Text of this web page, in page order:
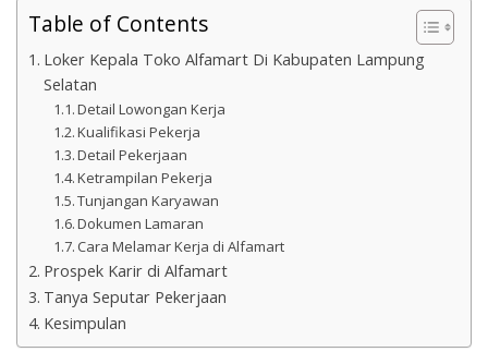
Table of Contents
Loker Kepala Toko Alfamart Di Kabupaten Lampung
Selatan
Detail Lowongan Kerja
Kualifikasi Pekerja
Detail Pekerjaan
Ketrampilan Pekerja
Tunjangan Karyawan
Dokumen Lamaran
Cara Melamar Kerja di Alfamart
Prospek Karir di Alfamart
Tanya Seputar Pekerjaan
Kesimpulan